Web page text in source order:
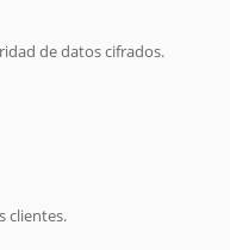
de datos cifrados.
clientes.